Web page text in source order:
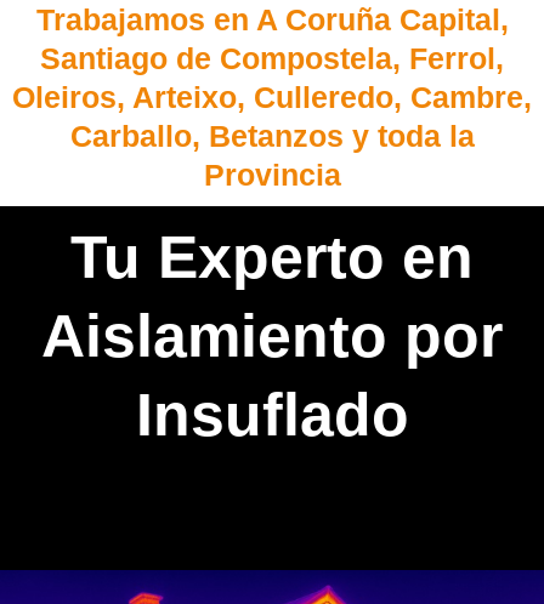
Trabajamos en A Coruña Capital,
Santiago de Compostela, Ferrol,
Oleiros, Arteixo, Culleredo, Cambre,
Carballo, Betanzos y toda la
Provincia
Tu Experto en
Aislamiento por
Insuflado